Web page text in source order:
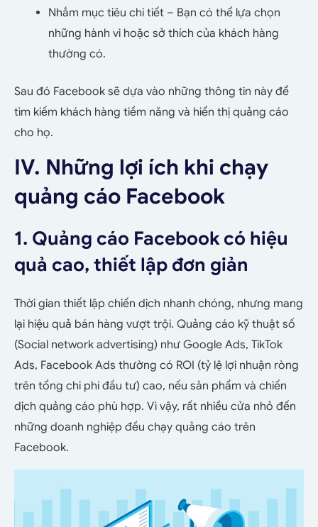
Nhắm mục tiêu chi tiết – Bạn có thể lựa chọn
những hành vi hoặc sở thích của khách hàng
thường có.
Sau đó Facebook sẽ dựa vào những thông tin này để
tìm kiếm khách hàng tiềm năng và hiển thị quảng cáo
cho họ.
IV. Những lợi ích khi chạy
quảng cáo Facebook
1. Quảng cáo Facebook có hiệu
quả cao, thiết lập đơn giản
Thời gian thiết lập chiến dịch nhanh chóng, nhưng mang
lại hiệu quả bán hàng vượt trội. Quảng cáo kỹ thuật số
(Social network advertising) như Google Ads, TikTok
Ads, Facebook Ads thường có ROI (tỷ lệ lợi nhuận ròng
trên tổng chi phí đầu tư) cao, nếu sản phẩm và chiến
dịch quảng cáo phù hợp. Vì vậy, rất nhiều cửa nhỏ đến
những doanh nghiệp đều chạy quảng cáo trên
Facebook.